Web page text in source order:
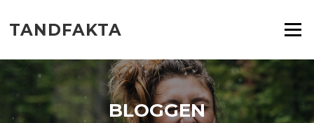
indhold
TANDFAKTA Menu
BLOGGEN